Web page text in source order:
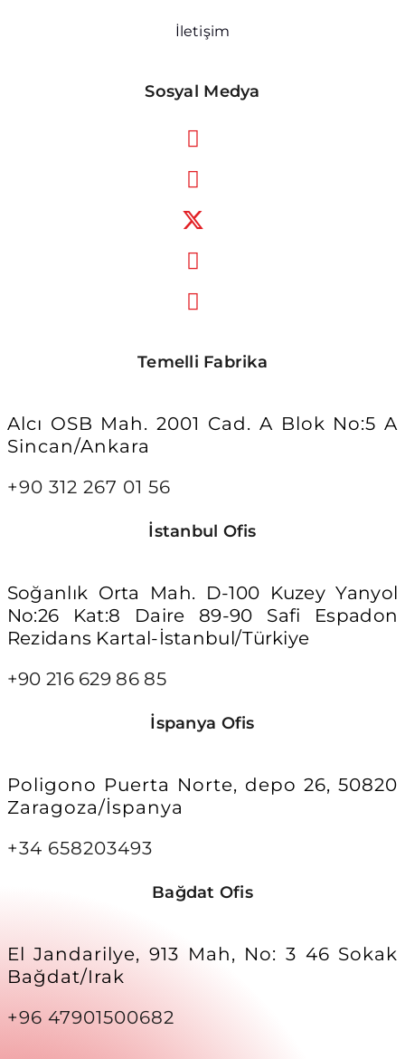
İletişim
Sosyal Medya
Temelli Fabrika
Alcı OSB Mah. 2001 Cad. A Blok No:5 A
Sincan/Ankara
+90 312 267 01 56
İstanbul Ofis
Soğanlık Orta Mah. D-100 Kuzey Yanyol
No:26 Kat:8 Daire 89-90 Safi Espadon
Rezidans Kartal-İstanbul/Türkiye
+90 216 629 86 85
İspanya Ofis
Poligono Puerta Norte, depo 26, 50820
Zaragoza/İspanya
+34 658203493
Bağdat Ofis
El Jandarilye, 913 Mah, No: 3 46 Sokak
Bağdat/Irak
+96 47901500682